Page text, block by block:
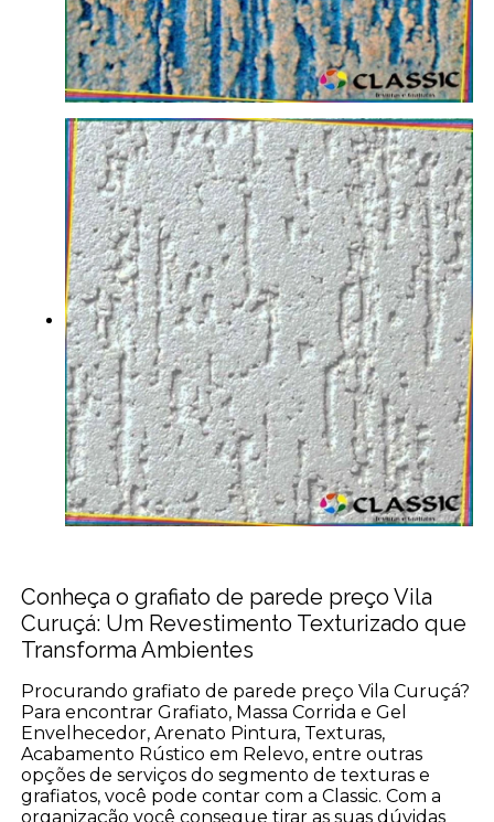
Conheça o grafiato de parede preço Vila
Curuçá: Um Revestimento Texturizado que
Transforma Ambientes
Procurando grafiato de parede preço Vila Curuçá?
Para encontrar Grafiato, Massa Corrida e Gel
Envelhecedor, Arenato Pintura, Texturas,
Acabamento Rústico em Relevo, entre outras
opções de serviços do segmento de texturas e
grafiatos, você pode contar com a Classic. Com a
organização você consegue tirar as suas dúvidas